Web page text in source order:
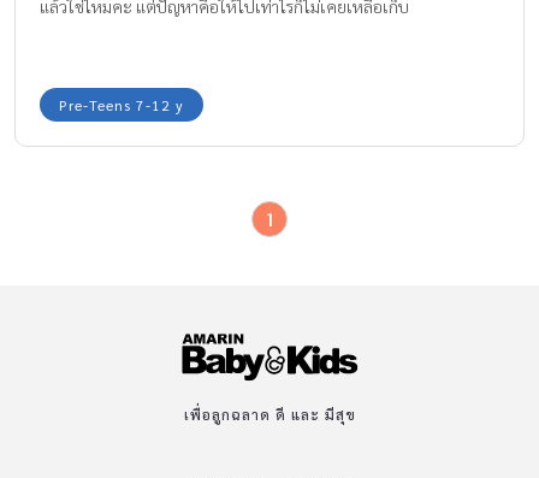
แล้วใช่ไหมคะ แต่ปัญหาคือให้ไปเท่าไรก็ไม่เคยเหลือเก็บ
Pre-Teens 7-12 y
1
เพื่อลูกฉลาด ดี และ มีสุข